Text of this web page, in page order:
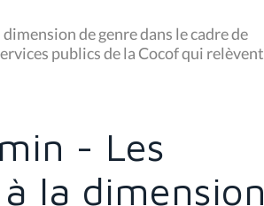
de genre dans le cadre de
publics de la Cocof qui relèvent
- Les
la dimension